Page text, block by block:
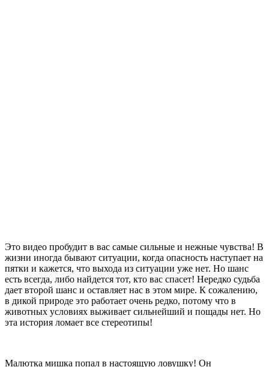
Это видео пробудит в вас самые сильные и нежные чувства! В
жизни иногда бывают ситуации, когда опасность наступает на
пятки и кажется, что выхода из ситуации уже нет. Но шанс
есть всегда, либо найдется тот, кто вас спасет! Нередко судьба
дает второй шанс и оставляет нас в этом мире. К сожалению,
в дикой природе это работает очень редко, потому что в
животных условиях выживает сильнейший и пощады нет. Но
эта история ломает все стереотипы!
Малютка мишка попал в настоящую ловушку! Он